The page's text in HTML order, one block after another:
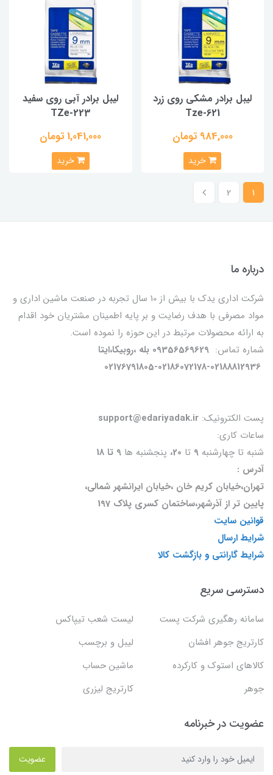
لیبل برادر مشکی روی زرد
Tze-621
984,000 تومان
خرید
لیبل برادر آبی روی سفید
TZe-223
1,041,000 تومان
خرید
1
2
درباره ما
شرکت اداری یدک با بیش از 10 سال تجربه در صنعت ماشین اداری و
مواد مصرفی با هدف رضایت و بر پایه اطمینان مشتریان خود اقدام
به ارائه محصولات مرتبط در این حوزه را نموده است.
شماره تماس: 09356569629 بله ،روبیکا،ایتا
02176791805-02186072178-02188812936
پست الکترونیک:
ساعات کاری:
شنبه تا چهارشنبه 9 تا 20، پنجشنبه ها
آدرس :
تهران،خیابان کریم خان ،خیابان ایرانشهر شمالی،
پایین تر از آذرشهر،ساختمان کسری پلاک 197
قوانین سایت
شرایط ارسال
شرایط گارانتی و بازگشت کالا
دسترسی سریع
سامانه رهگیری شرکت پست
لیست شعب تیپاکس
کارتریج جوهر افشان
لیبل و برچسب
کالاهای استوک و کارکرده
ماشین حساب
جوهر
کارتریج لیزری
عضویت در خبرنامه
عضویت